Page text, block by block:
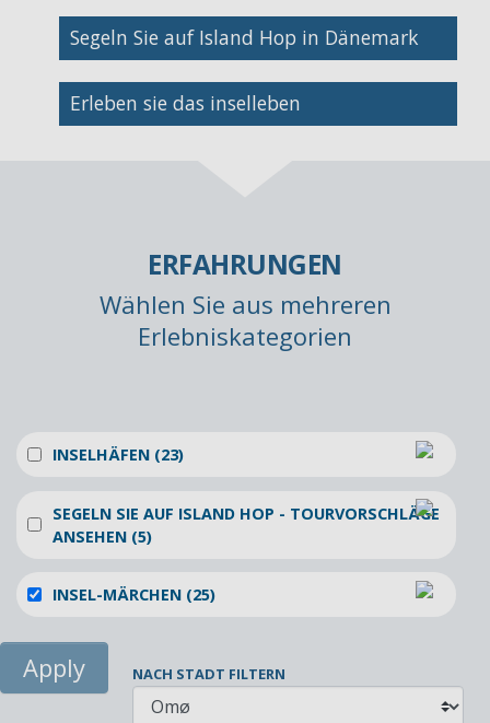
Bild
Segeln Sie auf Island Hop in Dänemark
Bild
Erleben sie das inselleben
ERFAHRUNGEN
Wählen Sie aus mehreren
Erlebniskategorien
INSELHÄFEN (23)
SEGELN SIE AUF ISLAND HOP - TOURVORSCHLÄGE
ANSEHEN (5)
INSEL-MÄRCHEN (25)
NACH STADT FILTERN